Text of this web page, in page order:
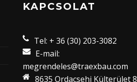
KAPCSOLAT
Tel: + 36 (30) 203-3082
E-mail:
megrendeles@traexbau.com
8635 Ordacsehi Külterület 8